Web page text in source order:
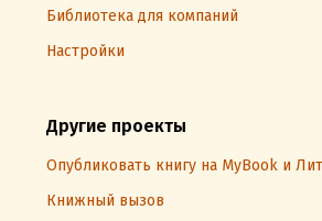
Библиотека для компаний
Настройки
Другие проекты
Опубликовать книгу на MyBook и
Книжный вызов